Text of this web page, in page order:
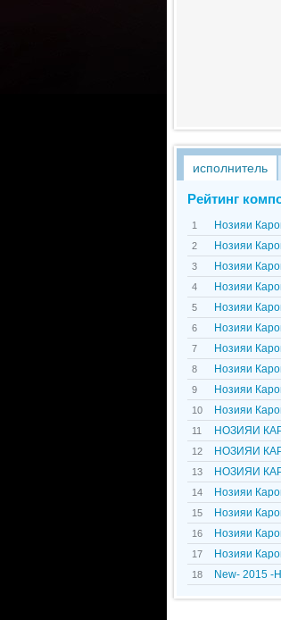
исполнитель
Рейтинг
1 Нозияи
2
Нозияи
3
Нозияи
4
Нозияи
5
Нозияи
6
Нозияи
7
Нозияи
8
Нозияи
9
Нозияи
10
Нозияи
11
НОЗИЯИ
12
НОЗИЯИ
13
НОЗИЯИ
14
Нозияи
15
Нозияи
16
Нозияи
17
Нозияи
18
New- 2015 -